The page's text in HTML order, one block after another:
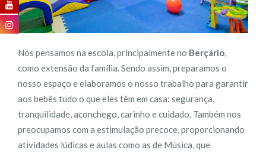
Nós pensamos na escola, principalmente no Berçário,
como extensão da família. Sendo assim, preparamos o
nosso espaço e elaboramos o nosso trabalho para garantir
aos bebês tudo o que eles têm em casa: segurança,
tranquilidade, aconchego, carinho e cuidado. Também nos
preocupamos com a estimulação precoce, proporcionando
atividades lúdicas e aulas como as de Música, que